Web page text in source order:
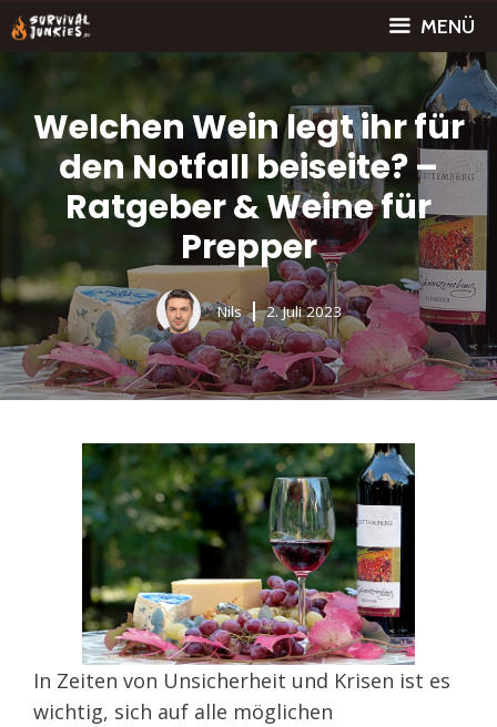
Zum
Inhalt
MENÜ
Welchen Wein legt ihr für
den Notfall beiseite? –
Ratgeber & Weine für
Prepper
Nils 2. Juli 2023
In Zeiten von Unsicherheit und Krisen ist es
wichtig, sich auf alle möglichen